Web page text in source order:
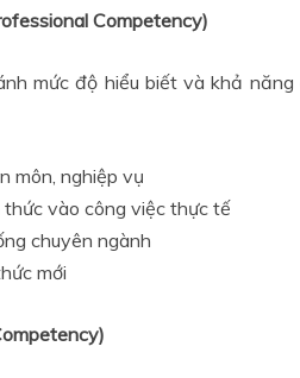
Competency)
mức độ hiểu biết và khả
môn, nghiệp vụ
vào công việc thực tế
chuyên ngành
mới